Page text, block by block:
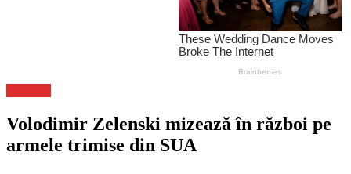
Volodimir Zelenski mizează în război pe
armele trimise din SUA